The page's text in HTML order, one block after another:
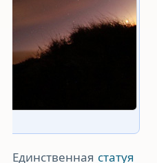
Единственная статуя